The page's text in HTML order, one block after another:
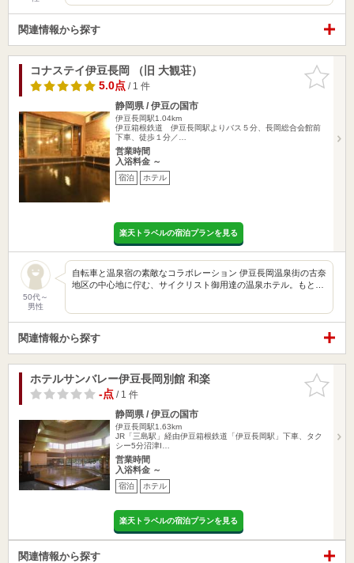
関連情報から探す
お気に入
りに追加
コナステイ伊豆長岡 （旧 大観荘）
5.0点/ 1 件
静岡県 / 伊豆の国市
伊豆長岡駅1.04km
伊豆箱根鉄道 伊豆長岡駅よりバス５分、長岡総合会館前
下車、徒歩１分／…
営業時間
入浴料金 ～
宿泊 ホテル
楽天トラベルの宿泊プランを見る
50代～
男性
自転車と温泉宿の素敵なコラボレーション 伊豆長岡温泉街の古奈
地区の中心地に佇む、サイクリスト御用達の温泉ホテル。もと…
関連情報から探す
お気に入
りに追加
ホテルサンバレー伊豆長岡別館 和楽
-点/ 1 件
静岡県 / 伊豆の国市
伊豆長岡駅1.63km
JR「三島駅」経由伊豆箱根鉄道「伊豆長岡駅」下車、タク
シー5分沼津I…
営業時間
入浴料金 ～
宿泊 ホテル
楽天トラベルの宿泊プランを見る
関連情報から探す